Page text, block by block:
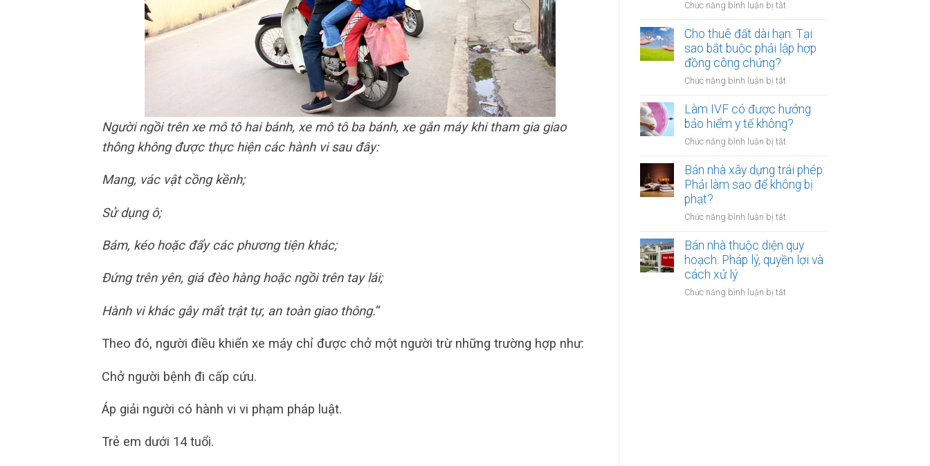
Người ngồi trên xe mô tô hai bánh, xe mô tô ba bánh, xe gắn máy khi tham gia giao
thông không được thực hiện các hành vi sau đây:
Mang, vác vật cồng kềnh;
Sử dụng ô;
Bám, kéo hoặc đẩy các phương tiện khác;
Đứng trên yên, giá đèo hàng hoặc ngồi trên tay lái;
Hành vi khác gây mất trật tự, an toàn giao thông.“
Theo đó, người điều khiển xe máy chỉ được chở một người trừ những trường hợp như:
Chở người bệnh đi cấp cứu.
Áp giải người có hành vi vi phạm pháp luật.
Trẻ em dưới 14 tuổi.
công
chứng
thuê
ý
xây
lý
thế
Chức năng bình luận bị tắt
đất
làm
kho
5
khoản
công
vệ
người
thuê
Cho thuê đất dài hạn: Tại
sao bắt buộc phải lập hợp
đồng công chứng?
Chức năng bình luận bị tắt
thuê
đất
dài
hạn:
sao
bắt
đồng
công
Làm IVF có được hưởng
bảo hiểm y tế không?
Chức năng bình luận bị tắt
IVF
có
được
bảo
y
tế
Bán nhà xây dựng trái phép:
Phải làm sao để không bị
phạt?
Chức năng bình luận bị tắt
nhà
xây
dựng
phép:
Bán nhà thuộc diện quy
hoạch: Pháp lý, quyền lợi và
cách xử lý
Chức năng bình luận bị tắt